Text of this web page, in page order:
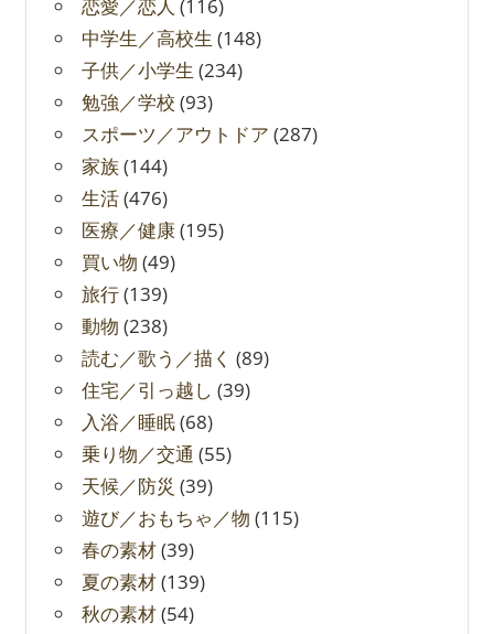
恋愛／恋人 (116)
中学生／高校生 (148)
子供／小学生 (234)
勉強／学校 (93)
スポーツ／アウトドア (287)
家族(144)
生活(476)
医療／健康(195)
買い物 (49)
旅行(139)
動物 (238)
読む／歌う／描く (89)
住宅／引っ越し (39)
入浴／睡眠(68)
乗り物／交通 (55)
天候／防災 (39)
遊び／おもちゃ／物 (115)
春の素材(39)
夏の素材(139)
秋の素材(54)